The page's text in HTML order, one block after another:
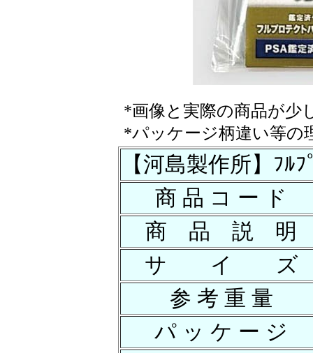
*画像と実際の商品が少
*パッケージ柄違い等の
【河島製作所】ﾌﾙ
商 品 コ ー ド
商 品 説 明
サ イ ズ
参 考 重 量
パ ッ ケ ー ジ